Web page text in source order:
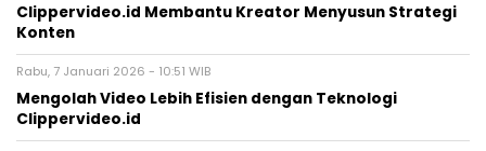
Clippervideo.id Membantu Kreator Menyusun Strategi
Konten
Rabu, 7 Januari 2026 - 10:51 WIB
Mengolah Video Lebih Efisien dengan Teknologi
Clippervideo.id